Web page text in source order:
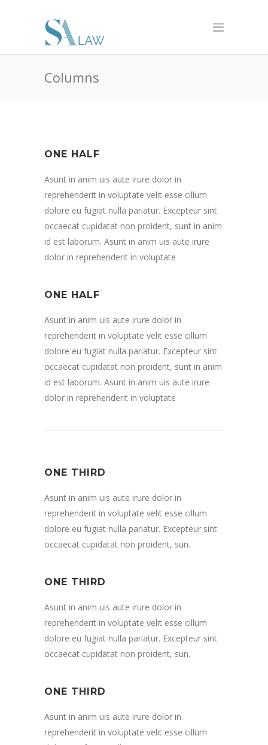
Columns
ONE HALF
Asunt in anim uis aute irure dolor in
reprehenderit in voluptate velit esse cillum
dolore eu fugiat nulla pariatur. Excepteur sint
occaecat cupidatat non proident, sunt in anim
id est laborum. Asunt in anim uis aute irure
dolor in reprehenderit in voluptate
ONE HALF
Asunt in anim uis aute irure dolor in
reprehenderit in voluptate velit esse cillum
dolore eu fugiat nulla pariatur. Excepteur sint
occaecat cupidatat non proident, sunt in anim
id est laborum. Asunt in anim uis aute irure
dolor in reprehenderit in voluptate
ONE THIRD
Asunt in anim uis aute irure dolor in
reprehenderit in voluptate velit esse cillum
dolore eu fugiat nulla pariatur. Excepteur sint
occaecat cupidatat non proident, sun.
ONE THIRD
Asunt in anim uis aute irure dolor in
reprehenderit in voluptate velit esse cillum
dolore eu fugiat nulla pariatur. Excepteur sint
occaecat cupidatat non proident, sun.
ONE THIRD
Asunt in anim uis aute irure dolor in
reprehenderit in voluptate velit esse cillum